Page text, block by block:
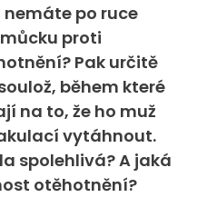
po ruce
proti
Pak určitě
během které
na to, že ho muž
vytáhnout.
spolehlivá? A jaká
otěhotnění?